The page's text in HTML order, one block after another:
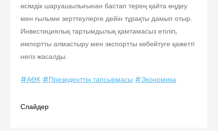
өсімдік шаруашылығынан бастап терең қайта өңдеу
мен ғылыми зерттеулерге дейін тұрақты дамып отыр.
Инвестициялық тартымдылық қамтамасыз етіліп,
импортты алмастыру мен экспортты көбейтуге қажетті
негіз жасалды.
#АӨК #Президенттің тапсырмасы #Экономика
Слайдер